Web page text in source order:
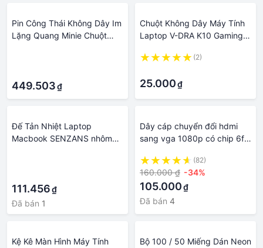
Pin Công Thái Không Dây Im
Lặng Quang Minie Chuột
Phụ Kiện
449.503₫
Chuột Không Dây Máy Tính
Laptop V-DRA K10 Gaming
BỀN CAO tặng kèm pin
(2)
25.000₫
Đế Tản Nhiệt Laptop
Macbook SENZANS nhôm
111.456₫
Đã bán 1
Dây cáp chuyển đổi hdmi
sang vga 1080p có chip 6ft
(82)
160.000 ₫ -34%
105.000₫
Đã bán 4
️Kệ Kê Màn Hình Máy Tính
Bộ 100 / 50 Miếng Dán Neon